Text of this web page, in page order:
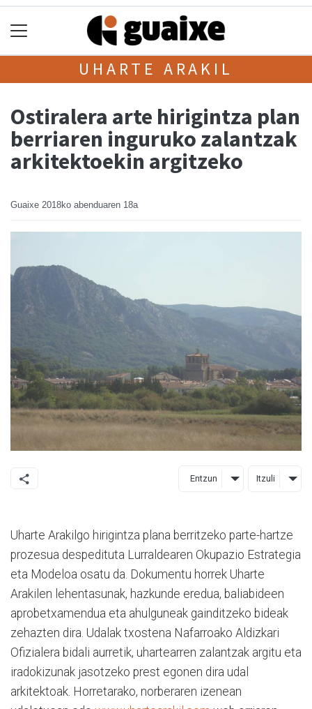
UHARTE ARAKIL
Ostiralera arte hirigintza plan
berriaren inguruko zalantzak
arkitektoekin argitzeko
Guaixe 2018ko abenduaren 18a
Entzun Itzuli
Uharte Arakilgo hirigintza plana berritzeko parte-hartze
prozesua despedituta Lurraldearen Okupazio Estrategia
eta Modeloa osatu da. Dokumentu horrek Uharte
Arakilen lehentasunak, hazkunde eredua, baliabideen
aprobetxamendua eta ahulguneak gainditzeko bideak
zehazten dira. Udalak txostena Nafarroako Aldizkari
Ofizialera bidali aurretik, uhartearren zalantzak argitu eta
iradokizunak jasotzeko prest egonen dira udal
arkitektoak. Horretarako, norberaren izenean